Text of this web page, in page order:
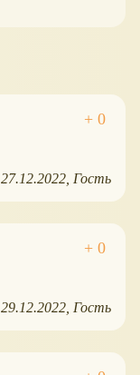
27.12.2022 Гость
29.12.2022 Гость